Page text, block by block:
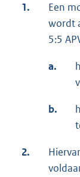
1.
Een
wordt
5:5
a.
b.
2.